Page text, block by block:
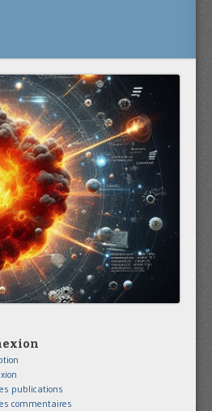
publications
commentaires